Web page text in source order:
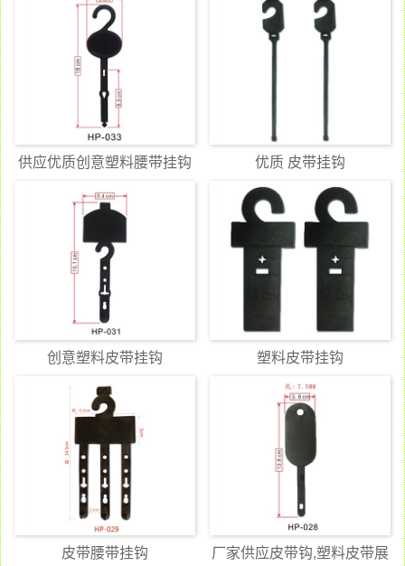
供应优质创意塑料腰带挂钩 优质 皮带挂钩
创意塑料皮带挂钩 塑料皮带挂钩
皮带腰带挂钩 厂家供应皮带钩,塑料皮带展